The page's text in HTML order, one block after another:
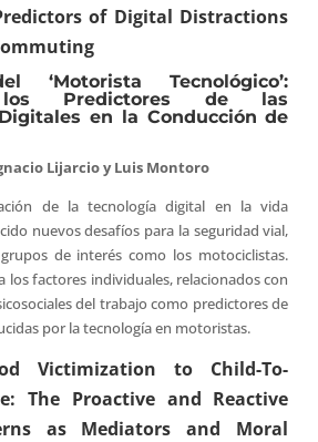
of Digital Distractions
‘Motorista Tecnológico’:
los Predictores de las
en la Conducción de
Lijarcio y Luis Montoro
de la tecnología digital en la vida
nuevos desafíos para la seguridad vial,
de interés como los motociclistas.
los factores individuales, relacionados con
del trabajo como predictores de
por la tecnología en motoristas.
Victimization to Child-To-
The Proactive and Reactive
as Mediators and Moral